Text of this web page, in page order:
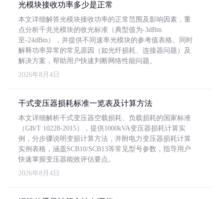
光模块接收功率多少是正常
本文详细解答光模块接收功率的正常范围及影响因素，重
点分析千兆光模块的收光标准（典型值为-3dBm
至-24dBm），并提供不同速率光模块的参考值表格。同时
解释功率异常的常见原因（如光纤损耗、连接器问题）及
解决方案，帮助用户快速判断网络性能问题。
2026年8月4日
干式变压器损耗标准一览表及计算方法
本文详细解析干式变压器空载损耗、负载损耗的国家标准
（GB/T 10228-2015），提供1000kVA变压器损耗计算实
例，分步骤说明变损计算方法，并附电力变压器损耗计算
实例表格，涵盖SCB10/SCB13等常见型号参数，指导用户
快速掌握变压器能效评估要点。
2026年8月4日